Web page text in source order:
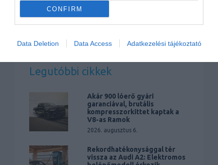
CONFIRM
Data Deletion Data Access Adatkezelési tájékoztató
Legutóbbi cikkek
Akár 900 lóerő gyári
garanciával, brutális
kompresszorkittet kaptak a
V8-as Ramok
2026. augusztus 6.
Rekordhatékonysággal tér
vissza az Audi A2: Elektromos